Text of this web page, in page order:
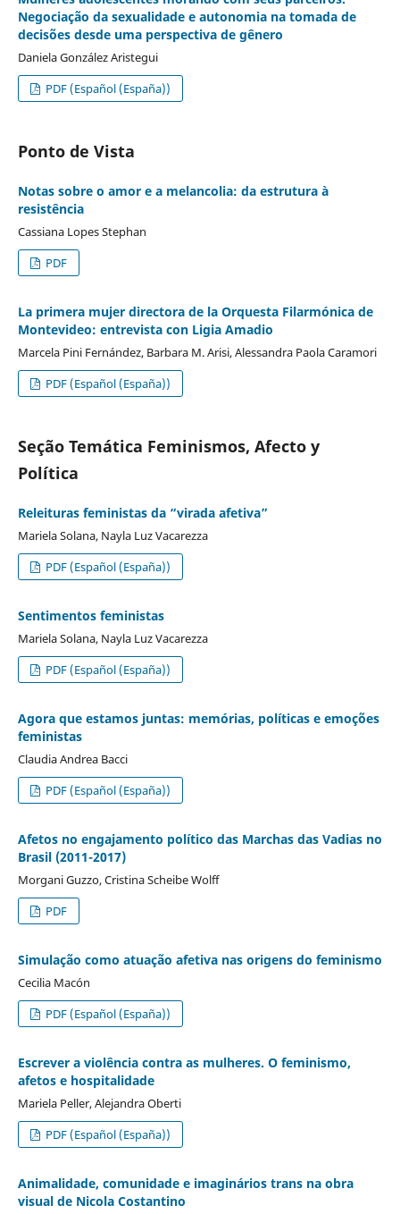
Negociação da sexualidade e autonomia na tomada de
decisões desde uma perspectiva de gênero
Daniela González Aristegui
PDF (Español (España))
Ponto de Vista
Notas sobre o amor e a melancolia: da estrutura à
resistência
Cassiana Lopes Stephan
PDF
La primera mujer directora de la Orquesta Filarmónica de
Montevideo: entrevista con Ligia Amadio
Marcela Pini Fernández, Barbara M. Arisi, Alessandra Paola Caramori
PDF (Español (España))
Seção Temática Feminismos, Afecto y
Política
Releituras feministas da “virada afetiva”
Mariela Solana, Nayla Luz Vacarezza
PDF (Español (España))
Sentimentos feministas
Mariela Solana, Nayla Luz Vacarezza
PDF (Español (España))
Agora que estamos juntas: memórias, políticas e emoções
feministas
Claudia Andrea Bacci
PDF (Español (España))
Afetos no engajamento político das Marchas das Vadias no
Brasil (2011-2017)
Morgani Guzzo, Cristina Scheibe Wolff
PDF
Simulação como atuação afetiva nas origens do feminismo
Cecilia Macón
PDF (Español (España))
Escrever a violência contra as mulheres. O feminismo,
afetos e hospitalidade
Mariela Peller, Alejandra Oberti
PDF (Español (España))
Animalidade, comunidade e imaginários trans na obra
visual de Nicola Costantino